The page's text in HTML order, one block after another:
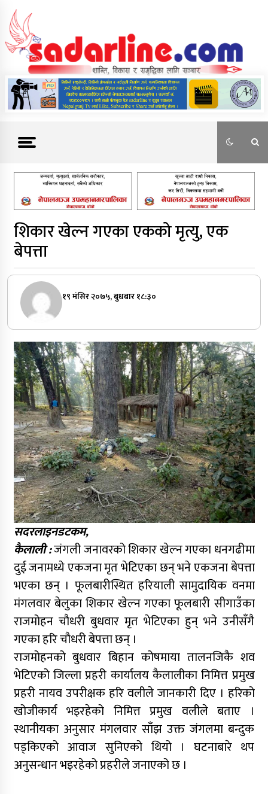
content
News For Nepal
शिकार खेल्न गएका एकको मृत्यु, एक
बेपत्ता
१९ मंसिर २०७५, बुधबार १८:३०
सदरलाइनडटकम,
कैलाली :जंगली जनावरको शिकार खेल्न गएका धनगढीमा
दुई जनामध्ये एकजना मृत भेटिएका छन् भने एकजना बेपत्ता
भएका छन् । फूलबारीस्थित हरियाली सामुदायिक वनमा
मंगलवार बेलुका शिकार खेल्न गएका फूलबारी सीगाउँका
राजमोहन चौधरी बुधवार मृत भेटिएका हुन् भने उनीसँगै
गएका हरि चौधरी बेपत्ता छन् ।
राजमोहनको बुधवार बिहान कोषमाया तालनजिकै शव
भेटिएको जिल्ला प्रहरी कार्यालय कैलालीका निमित्त प्रमुख
प्रहरी नायव उपरीक्षक हरि वलीले जानकारी दिए । हरिको
खोजीकार्य भइरहेको निमित्त प्रमुख वलीले बताए ।
स्थानीयका अनुसार मंगलवार साँझ उक्त जंगलमा बन्दुक
पड्किएको आवाज सुनिएको थियो । घटनाबारे थप
अनुसन्धान भइरहेको प्रहरीले जनाएको छ ।